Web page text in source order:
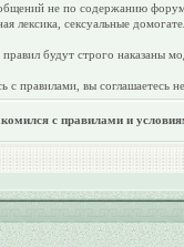
не по содержанию
лексика, сексуальные
будут строго наказаны
с правилами, вы соглашаетесь
с правилами и